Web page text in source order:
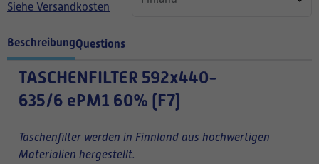
Siehe Versandkosten
BeschreibungQuestions
TASCHENFILTER 592x440-
635/6 ePM1 60% (F7)
Taschenfilter werden in Finnland aus hochwertigen
Materialien hergestellt.